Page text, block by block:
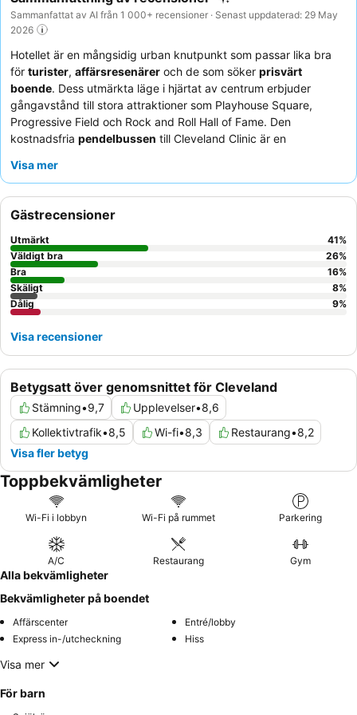
Sammanfattat av AI från 1 000+ recensioner · Senast uppdaterad: 29 May
2026
Hotellet är en mångsidig urban knutpunkt som passar lika bra
för turister, affärsresenärer och de som söker prisvärt
boende. Dess utmärkta läge i hjärtat av centrum erbjuder
gångavstånd till stora attraktioner som Playhouse Square,
Progressive Field och Rock and Roll Hall of Fame. Den
kostnadsfria pendelbussen till Cleveland Clinic är en
Gästerna berömmer konsekvent den
med färska våfflor och varma rätter, ger en tillfredsställande
start på dagen. För en lugnare upplevelse kan gäster föredra
rum som vetter bort från gatan på grund av enstaka trafikljud.
Visa mer
Betygsatt över genomsnittet för Cleveland
Stämning•9,7 Upplevelser•8,6
Kollektivtrafik•8,5 Wi-fi•8,3 Restaurang•8,2
Visa fler betyg
Gästrecensioner
Utmärkt 41%
Väldigt bra
26%
Bra
16%
Skäligt
8%
Dålig
9%
Visa recensioner
Toppbekvämligheter
Wi-Fi i lobbyn Wi-Fi på rummet Parkering
A/C Restaurang Gym
Alla bekvämligheter
Bekvämligheter på boendet
Affärscenter
Entré/lobby
Express in-/utcheckning
Hiss
Visa mer
För barn